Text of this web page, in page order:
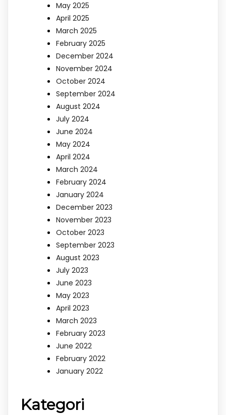
May 2025
April 2025
March 2025
February 2025
December 2024
November 2024
October 2024
September 2024
August 2024
July 2024
June 2024
May 2024
April 2024
March 2024
February 2024
January 2024
December 2023
November 2023
October 2023
September 2023
August 2023
July 2023
June 2023
May 2023
April 2023
March 2023
February 2023
June 2022
February 2022
January 2022
Kategori